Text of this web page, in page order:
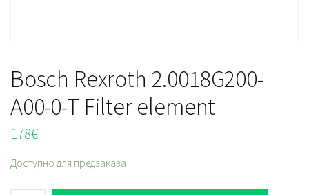
Bosch Rexroth 2.0018G200-
A00-0-T Filter element
178€
Доступно для предзаказа